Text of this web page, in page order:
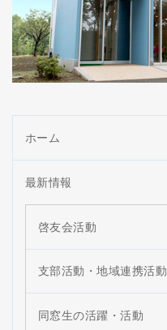
ホーム
最新情報
啓友会活動
支部活動・地域連携活動
同窓生の活躍・活動